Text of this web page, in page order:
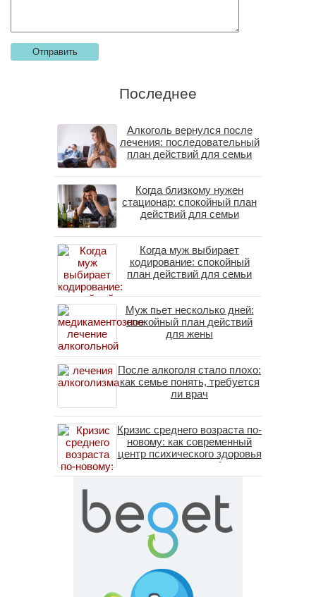
Последнее
Алкоголь вернулся после
лечения: последовательный
план действий для семьи
Когда близкому нужен
стационар: спокойный план
действий для семьи
Когда муж выбирает
кодирование: спокойный
план действий для семьи
Муж пьет несколько дней:
спокойный план действий
для жены
После алкоголя стало плохо:
как семье понять, требуется
ли врач
Кризис среднего возраста по-
новому: как современный
центр психического здоровья
помогает пересобрать
личность без таблеток